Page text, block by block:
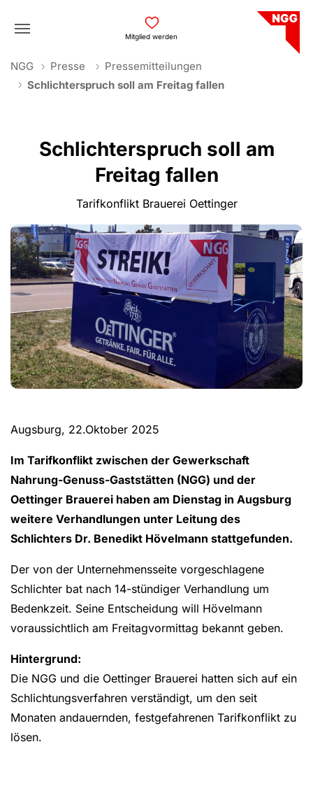
Mitglied werden
You are here:
NGG Presse
Pressemitteilungen
Schlichterspruch soll am Freitag fallen
Schlichterspruch soll am
Freitag fallen
Tarifkonflikt Brauerei Oettinger
Augsburg, 22.Oktober 2025
Im Tarifkonflikt zwischen der Gewerkschaft
Nahrung-Genuss-Gaststätten (NGG) und der
Oettinger Brauerei haben am Dienstag in Augsburg
weitere Verhandlungen unter Leitung des
Schlichters Dr. Benedikt Hövelmann stattgefunden.
Der von der Unternehmensseite vorgeschlagene
Schlichter bat nach 14-stündiger Verhandlung um
Bedenkzeit. Seine Entscheidung will Hövelmann
voraussichtlich am Freitagvormittag bekannt geben.
Hintergrund:
Die NGG und die Oettinger Brauerei hatten sich auf ein
Schlichtungsverfahren verständigt, um den seit
Monaten andauernden, festgefahrenen Tarifkonflikt zu
lösen.